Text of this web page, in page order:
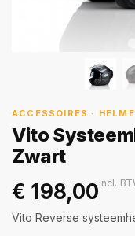
ACCESSOIRES ·
Vito
Zwart
€ 198,00Incl.
Vito Reverse